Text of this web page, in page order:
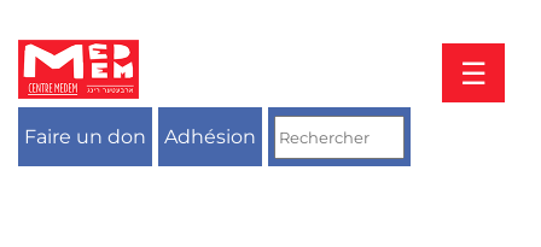
contenu
☰
Faire un don Adhésion